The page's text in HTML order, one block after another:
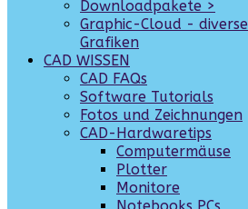
Downloadpakete >
Graphic-Cloud - diverse
Grafiken
CAD WISSEN
CAD FAQs
Software Tutorials
Fotos und Zeichnungen
CAD-Hardwaretips
Computermäuse
Plotter
Monitore